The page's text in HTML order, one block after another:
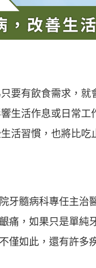
要有飲食需求，
生活作息或日常
活習慣，也將比吃
牙髓病科專任主治
痛，如果只是單純
僅如此，還有許多